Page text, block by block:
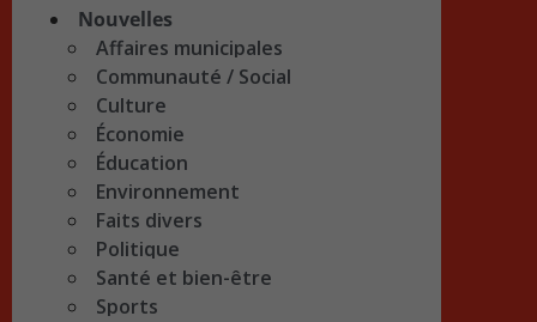
Nouvelles
Affaires municipales
Communauté / Social
Culture
Économie
Éducation
Environnement
Faits divers
Politique
Santé et bien-être
Sports